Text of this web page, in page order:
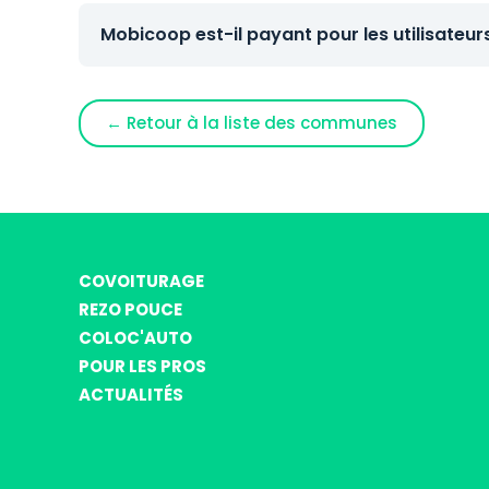
Mobicoop est-il payant pour les
← Retour à la liste des communes
COVOITURAGE
REZO POUCE
COLOC'AUTO
POUR LES PROS
ACTUALITÉS